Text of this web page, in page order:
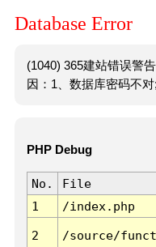
Database Error
(1040) 365建站错误警
因：1、数据库密码不对
PHP Debug
No. File
1
/index.php
2 /source/